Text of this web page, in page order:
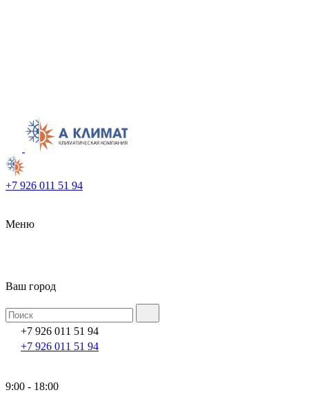
+7 926 011 51 94
Меню
Ваш город
+7 926 011 51 94
+7 926 011 51 94
9:00 - 18:00